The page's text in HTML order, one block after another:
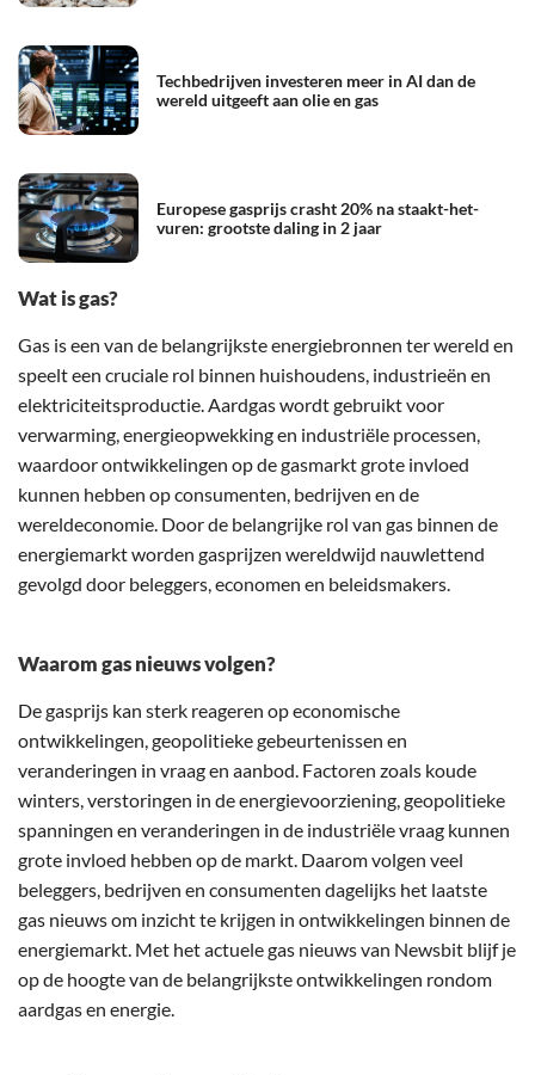
Techbedrijven investeren meer in AI dan de
wereld uitgeeft aan olie en gas
Europese gasprijs crasht 20% na staakt-het-
vuren: grootste daling in 2 jaar
Wat is gas?
Gas is een van de belangrijkste energiebronnen ter wereld en
speelt een cruciale rol binnen huishoudens, industrieën en
elektriciteitsproductie. Aardgas wordt gebruikt voor
verwarming, energieopwekking en industriële processen,
waardoor ontwikkelingen op de gasmarkt grote invloed
kunnen hebben op consumenten, bedrijven en de
wereldeconomie. Door de belangrijke rol van gas binnen de
energiemarkt worden gasprijzen wereldwijd nauwlettend
gevolgd door beleggers, economen en beleidsmakers.
Waarom gas nieuws volgen?
De gasprijs kan sterk reageren op economische
ontwikkelingen, geopolitieke gebeurtenissen en
veranderingen in vraag en aanbod. Factoren zoals koude
winters, verstoringen in de energievoorziening, geopolitieke
spanningen en veranderingen in de industriële vraag kunnen
grote invloed hebben op de markt. Daarom volgen veel
beleggers, bedrijven en consumenten dagelijks het laatste
gas nieuws om inzicht te krijgen in ontwikkelingen binnen de
energiemarkt. Met het actuele gas nieuws van Newsbit blijf je
op de hoogte van de belangrijkste ontwikkelingen rondom
aardgas en energie.